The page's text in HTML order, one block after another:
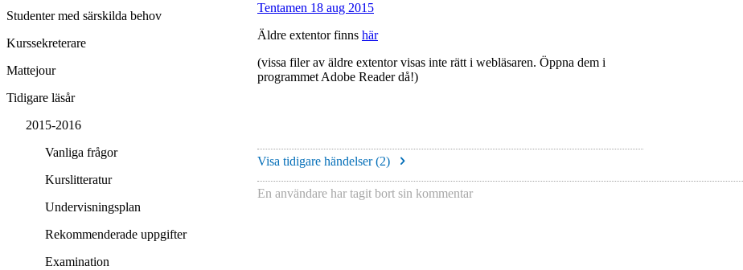
Tentamen 18 aug 2015
Äldre extentor finns här
(vissa filer av äldre extentor visas inte rätt i webläsaren. Öppna dem i
programmet Adobe Reader då!)
Visa tidigare händelser (2)
En användare har tagit bort sin kommentar
Studenter med särskilda behov
Kurssekreterare
Mattejour
Tidigare läsår
2015-2016
Vanliga frågor
Kurslitteratur
Undervisningsplan
Rekommenderade uppgifter
Examination